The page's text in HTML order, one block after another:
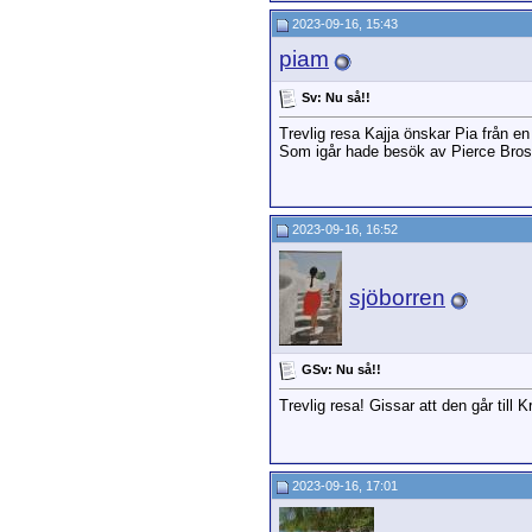
2023-09-16, 15:43
piam
Sv: Nu så!!
Trevlig resa Kajja önskar Pia från
Som igår hade besök av Pierce
2023-09-16, 16:52
sjöborren
GSv: Nu så!!
Trevlig resa! Gissar att den går till
2023-09-16, 17:01